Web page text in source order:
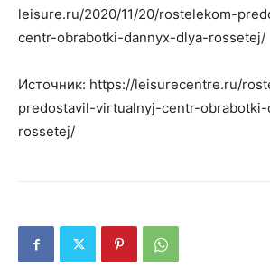
leisure.ru/2020/11/20/rostelekom-
centr-obrabotki-dannyx-dlya-rossetej/
Источник: https://leisurecentre.ru/
predostavil-virtualnyj-centr-
rossetej/